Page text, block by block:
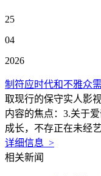
25
04
2026
制符应时代和不雅众
取现行的保守实人影
内容的焦点：3.关于
成长，不存正在未经
详细信息 >
相关新闻